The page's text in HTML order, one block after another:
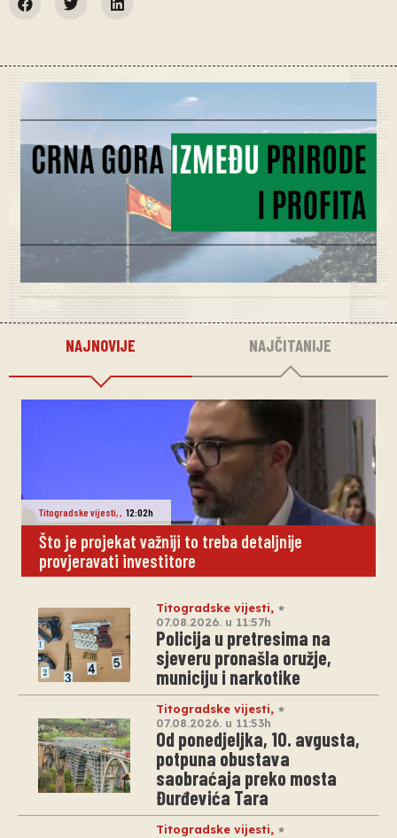
NAJNOVIJE NAJČITANIJE
Titogradske vijesti,, 12:02h
Što je projekat važniji to treba detaljnije
provjeravati investitore
Titogradske vijesti,
07.08.2026. u 11:57h
Policija u pretresima na
sjeveru pronašla oružje,
municiju i narkotike
Titogradske vijesti,
07.08.2026. u 11:53h
Od ponedjeljka, 10. avgusta,
potpuna obustava
saobraćaja preko mosta
Đurđevića Tara
Titogradske vijesti,